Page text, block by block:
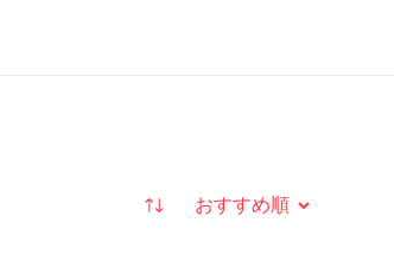
並び替え